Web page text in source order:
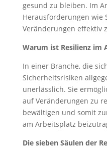
gesund zu bleiben. Im
Herausforderungen wie
Veränderungen effektiv
Warum ist Resilienz im
In einer Branche, die
Sicherheitsrisiken
unerlässlich. Sie
auf Veränderungen zu
bewältigen und somit
am Arbeitsplatz
Die sieben Säulen der